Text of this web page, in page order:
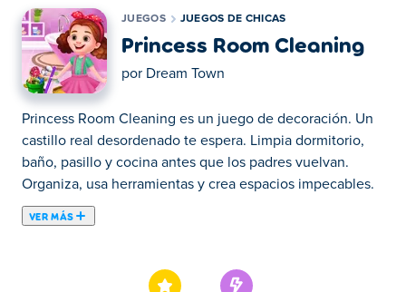
JUEGOS JUEGOS DE CHICAS
Princess Room Cleaning
por Dream Town
Princess Room Cleaning es un juego de decoración. Un
castillo real desordenado te espera. Limpia dormitorio,
baño, pasillo y cocina antes que los padres vuelvan.
Organiza, usa herramientas y crea espacios impecables.
VER MÁS